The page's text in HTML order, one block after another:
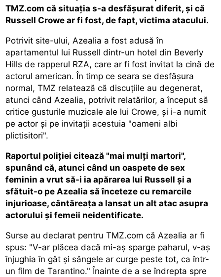
TMZ.com că situaţia s-a desfăşurat diferit, şi că
Russell Crowe ar fi fost, de fapt, victima atacului.
Potrivit site-ului, Azealia a fost adusă în
apartamentul lui Russell dintr-un hotel din Beverly
Hills de rapperul RZA, care ar fi fost invitat la cină de
actorul american. În timp ce seara se desfăşura
normal, TMZ relatează că discuţiile au degenerat,
atunci când Azealia, potrivit relatărilor, a început să
critice gusturile muzicale ale lui Crowe, şi i-a numit
pe actor şi pe invitaţii acestuia "oameni albi
plictisitori".
Raportul poliţiei citează "mai mulţi martori",
spunând că, atunci când un oaspete de sex
feminin a vrut să-i ia apărarea lui Russell şi a
sfătuit-o pe Azealia să înceteze cu remarcile
injurioase, cântăreaţa a lansat un alt atac asupra
actorului şi femeii neidentificate.
Surse au declarat pentru TMZ.com că Azealia ar fi
spus: "V-ar plăcea dacă mi-aş sparge paharul, v-aş
înjughia în gât şi sângele ar curge peste tot, ca într-
un film de Tarantino." Înainte de a se îndrepta spre